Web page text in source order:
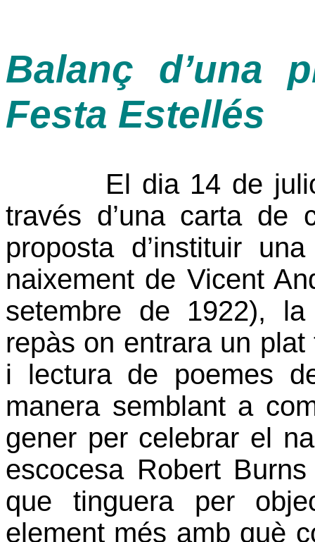
Balanç d’una
Festa Estellés
El dia 14 de juliol
través d’una carta de
proposta d’instituir
naixement de Vicent
setembre de 1922),
repàs on entrara un
i lectura de poemes
manera semblant a
gener per celebrar el
escocesa Robert
que tinguera per
element més amb què